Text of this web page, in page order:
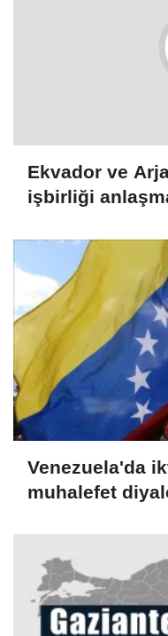
Ekvador ve
işbirliği
Venezuela'da
muhalefet